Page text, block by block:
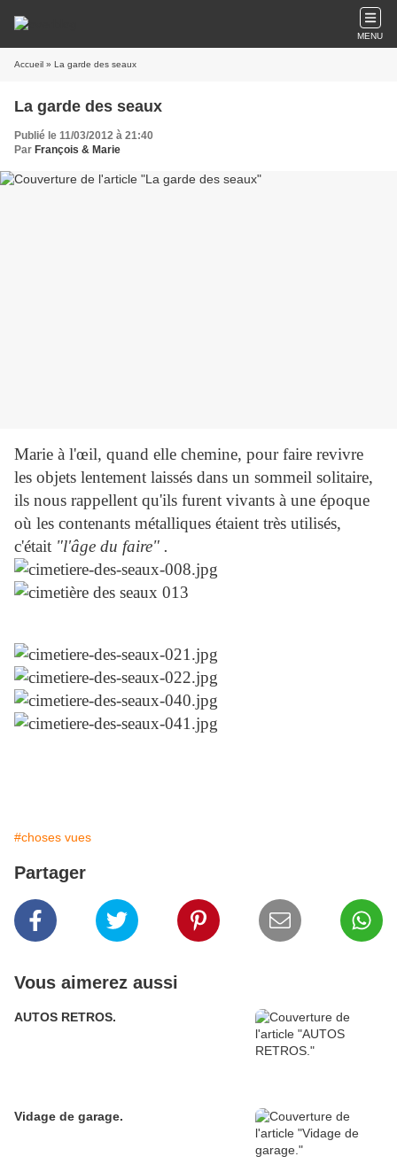
MENU
Accueil » La garde des seaux
La garde des seaux
Publié le 11/03/2012 à 21:40
Par François & Marie
Marie à l'œil, quand elle chemine, pour faire revivre
les objets lentement laissés dans un sommeil solitaire,
ils nous rappellent qu'ils furent vivants à une époque
où les contenants métalliques étaient très utilisés,
c'était "l'âge du faire" .
#choses vues
Partager
Vous aimerez aussi
AUTOS RETROS.
Vidage de garage.